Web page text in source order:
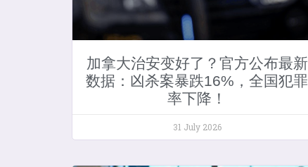
加拿大治安变好了？官方公布最新
数据：凶杀案暴跌16%，全国犯罪
率下降！
31 July 2026